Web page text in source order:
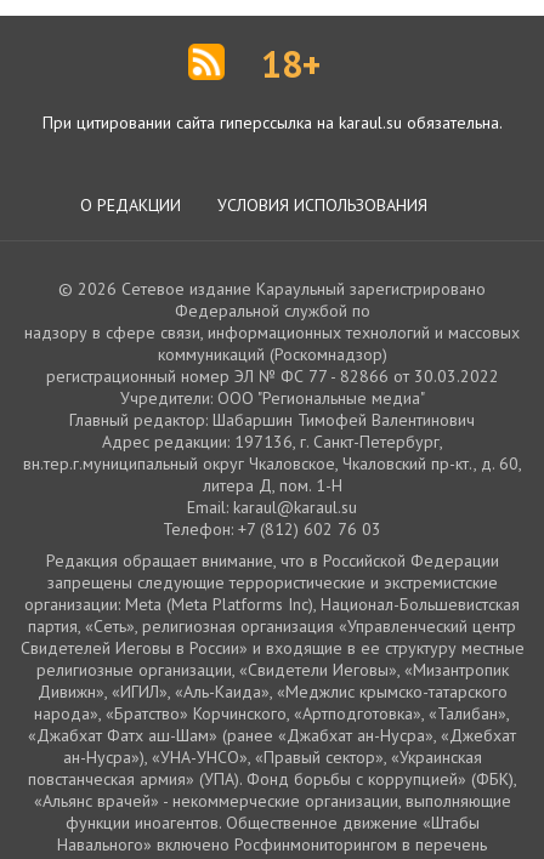
18+
При цитировании сайта гиперссылка на karaul.su обязательна.
О РЕДАКЦИИ УСЛОВИЯ ИСПОЛЬЗОВАНИЯ
© 2026 Сетевое издание Караульный зарегистрировано
Федеральной службой по
надзору в сфере связи, информационных технологий и массовых
коммуникаций (Роскомнадзор)
регистрационный номер ЭЛ № ФС 77 - 82866 от 30.03.2022
Учредители: ООО "Региональные медиа"
Главный редактор: Шабаршин Тимофей Валентинович
Адрес редакции: 197136, г. Санкт-Петербург,
вн.тер.г.муниципальный округ Чкаловское, Чкаловский пр-кт., д. 60,
литера Д, пом. 1-Н
Email: karaul@karaul.su
Телефон: +7 (812) 602 76 03
Редакция обращает внимание, что в Российской Федерации
запрещены следующие террористические и экстремистские
организации: Meta (Meta Platforms Inc), Национал-Большевистская
партия, «Сеть», религиозная организация «Управленческий центр
Свидетелей Иеговы в России» и входящие в ее структуру местные
религиозные организации, «Свидетели Иеговы», «Мизантропик
Дивижн», «ИГИЛ», «Аль-Каида», «Меджлис крымско-татарского
народа», «Братство» Корчинского, «Артподготовка», «Талибан»,
«Джабхат Фатх аш-Шам» (ранее «Джабхат ан-Нусра», «Джебхат
ан-Нусра»), «УНА-УНСО», «Правый сектор», «Украинская
повстанческая армия» (УПА). Фонд борьбы с коррупцией» (ФБК),
«Альянс врачей» - некоммерческие организации, выполняющие
функции иноагентов. Общественное движение «Штабы
Навального» включено Росфинмониторингом в перечень